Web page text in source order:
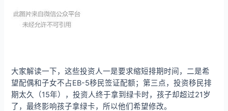
大家解读一下，这些投资人一是要求缩短排期时间，二是希
望配偶和子女不占EB-5移民签证配额；第三点，投资移民排
期太久（15年），投资人终于拿到绿卡时，孩子却超过21岁
了，最终影响孩子拿绿卡，所以他们希望修改。